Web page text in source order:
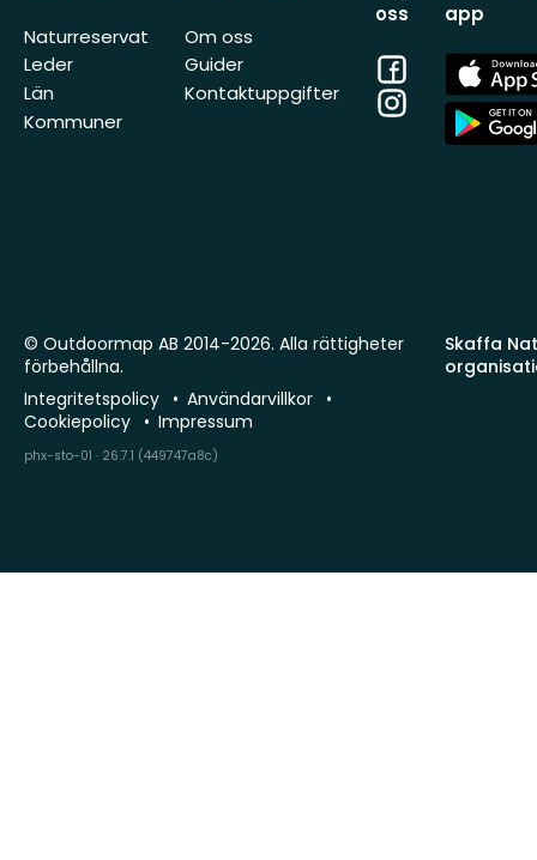
Naturreservat
Leder
Län
Kommuner
Om oss
Guider
Kontaktuppgifter
oss
Facebook
Instagram
app
App
Store
App
Store
Skaffa
© Outdoormap AB 2014-2026. Alla rättigheter
förbehållna.
Integritetspolicy
Användarvillkor
Cookiepolicy
Impressum
phx-sto-01 · 26.7.1 (449747a8c)